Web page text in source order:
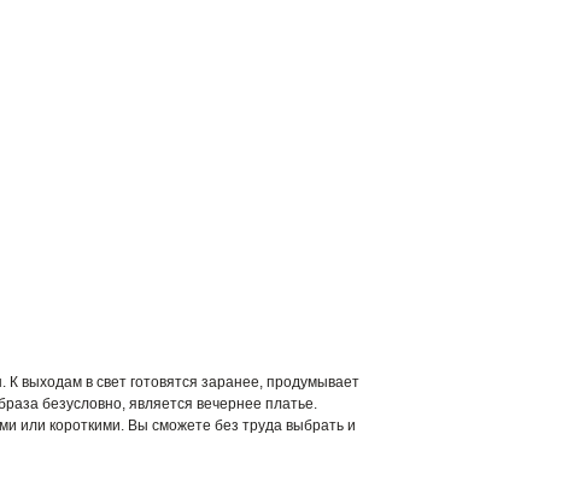
К выходам в свет готовятся заранее, продумывает
безусловно, является вечернее платье.
или короткими. Вы сможете без труда выбрать и